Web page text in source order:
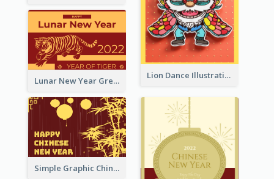
Lion Dance Illustration Photo Greeting Card
Lunar New Year Greeting Card With Tiger Illustration
Simple Graphic Chinese New Year In Red And Yellow